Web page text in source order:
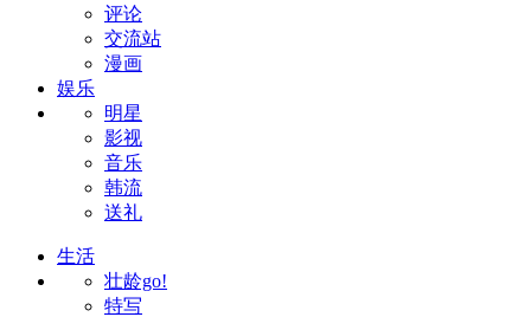
评论
交流站
漫画
娱乐
明星
影视
音乐
韩流
送礼
生活
壮龄go!
特写